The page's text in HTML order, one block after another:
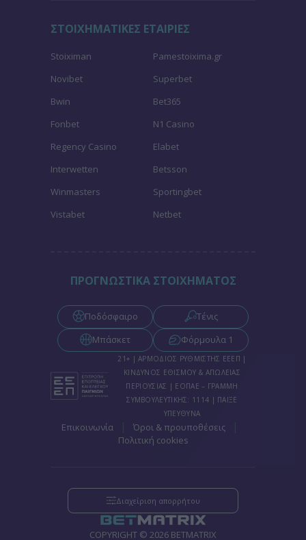
ΣΤΟΙΧΗΜΑΤΙΚΕΣ ΕΤΑΙΡΙΕΣ
Stoiximan
Pamestoixima.gr
Novibet
Superbet
Bwin
Bet365
Fonbet
N1 Casino
Regency Casino
Elabet
Interwetten
Betsson
Winmasters
Sportingbet
Vistabet
Netbet
ΠΡΟΓΝΩΣΤΙΚΑ ΣΤΟΙΧΗΜΑΤΟΣ
Ποδόσφαιρο
Τένις
Μπάσκετ
Φόρμουλα 1
21+ | ΑΡΜΟΔΙΟΣ ΡΥΘΜΙΣΤΗΣ ΕΕΕΠ |
ΚΙΝΔΥΝΟΣ ΕΘΙΣΜΟΥ & ΑΠΩΛΕΙΑΣ
ΠΕΡΙΟΥΣΙΑΣ | ΕΟΠΑΕ – ΓΡΑΜΜΗ
ΣΥΜΒΟΥΛΕΥΤΙΚΗΣ: 1114 | ΠΑΙΞΕ
ΥΠΕΥΘΥΝΑ
Επικοινωνία Όροι & προυποθέσεις
Πολιτική cookies
COPYRIGHT © 2026 BETMATRIX
Διαχείριση απορρήτου